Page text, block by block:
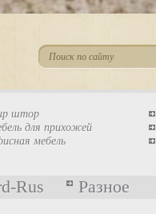
штор
для прихожей
мебель
Rus Разное